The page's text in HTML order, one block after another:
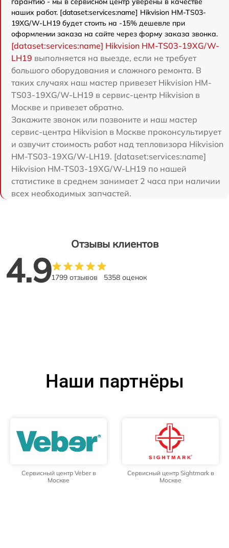
наших работ. [dataset:services:name] Hikvision HM-TS03-
19XG/W-LH19 будет стоить на -15% дешевле при
оформлении заказа на сайте через форму заказа звонка.
[dataset:services:name] Hikvision HM-TS03-19XG/W-
LH19 выполняется на выезде, если не требует
большого оборудования и сложного ремонта. В
таких случаях наш мастер привезет Hikvision HM-
TS03-19XG/W-LH19 в сервис-центр Hikvision в
Москве и привезет обратно.
Закажите звонок или позвоните и наш мастер
сервис-центра Hikvision в Москве проконсультирует
и озвучит стоимость работ над тепловизора Hikvision
HM-TS03-19XG/W-LH19. [dataset:services:name]
Hikvision HM-TS03-19XG/W-LH19 по нашей
статистике в среднем занимает 2 часа при наличии
всех необходимых запчастей.
Отзывы клиентов
4.91799 отзывов 5358 оценок
Наши партнёры
Сервисный центр Veber в
Москве
Сервисный центр Sightmark в
Москве